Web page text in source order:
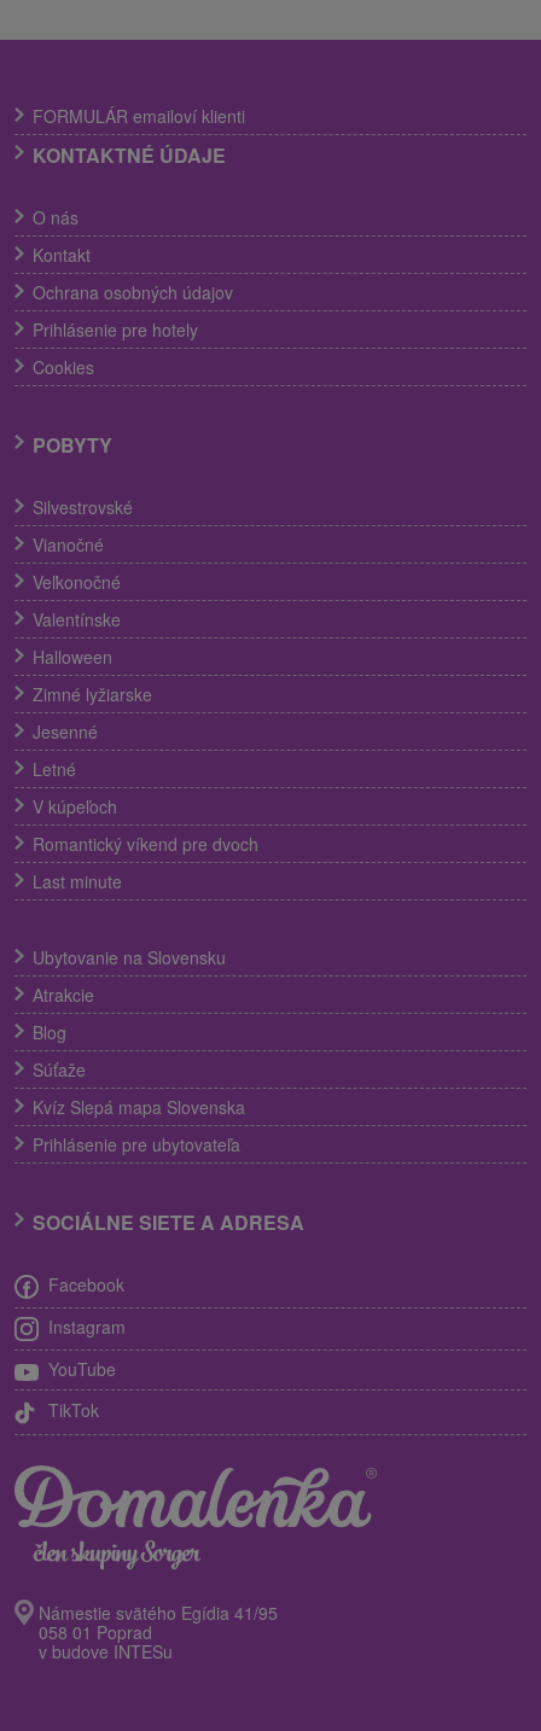
FORMULÁR emailoví klienti
KONTAKTNÉ ÚDAJE
O nás
Kontakt
Ochrana osobných údajov
Prihlásenie pre hotely
Cookies
POBYTY
Silvestrovské
Vianočné
Veľkonočné
Valentínske
Halloween
Zimné lyžiarske
Jesenné
Letné
V kúpeľoch
Romantický víkend pre dvoch
Last minute
Ubytovanie na Slovensku
Atrakcie
Blog
Súťaže
Kvíz Slepá mapa Slovenska
Prihlásenie pre ubytovateľa
SOCIÁLNE SIETE A ADRESA
Facebook
Instagram
YouTube
TikTok
Námestie svätého Egídia 41/95
058 01 Poprad
v budove INTESu